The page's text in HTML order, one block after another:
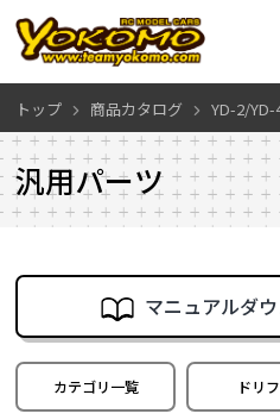
トップ 商品カタログ YD-2/YD-
汎用パーツ
マニュアルダ
カテゴリ一覧 ドリ